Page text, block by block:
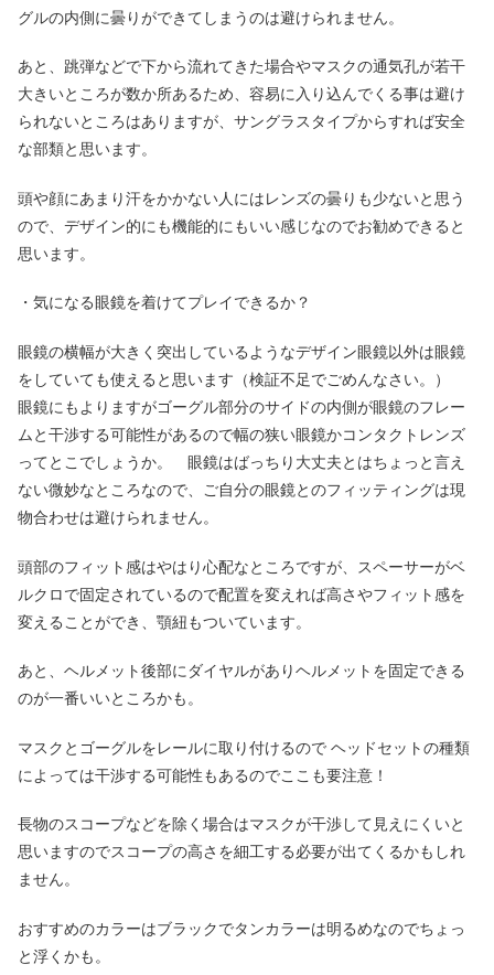
グルの内側に曇りができてしまうのは避けられません。
あと、跳弾などで下から流れてきた場合やマスクの通気孔が若干
大きいところが数か所あるため、容易に入り込んでくる事は避け
られないところはありますが、サングラスタイプからすれば安全
な部類と思います。
頭や顔にあまり汗をかかない人にはレンズの曇りも少ないと思う
ので、デザイン的にも機能的にもいい感じなのでお勧めできると
思います。
・気になる眼鏡を着けてプレイできるか？
眼鏡の横幅が大きく突出しているようなデザイン眼鏡以外は眼鏡
をしていても使えると思います（検証不足でごめんなさい。）
眼鏡にもよりますがゴーグル部分のサイドの内側が眼鏡のフレー
ムと干渉する可能性があるので幅の狭い眼鏡かコンタクトレンズ
ってとこでしょうか。 眼鏡はばっちり大丈夫とはちょっと言え
ない微妙なところなので、ご自分の眼鏡とのフィッティングは現
物合わせは避けられません。
頭部のフィット感はやはり心配なところですが、スペーサーがベ
ルクロで固定されているので配置を変えれば高さやフィット感を
変えることができ、顎紐もついています。
あと、ヘルメット後部にダイヤルがありヘルメットを固定できる
のが一番いいところかも。
マスクとゴーグルをレールに取り付けるので ヘッドセットの種類
によっては干渉する可能性もあるのでここも要注意！
長物のスコープなどを除く場合はマスクが干渉して見えにくいと
思いますのでスコープの高さを細工する必要が出てくるかもしれ
ません。
おすすめのカラーはブラックでタンカラーは明るめなのでちょっ
と浮くかも。